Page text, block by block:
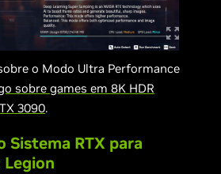
o Modo Ultra Performance
sobre games em 8K HDR
3090.
Sistema RTX para